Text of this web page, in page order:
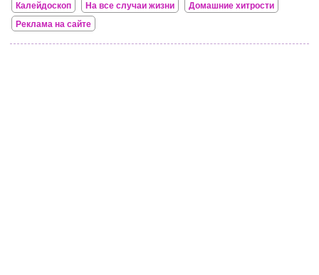
Калейдоскоп
На все случаи жизни
Домашние хитрости
Реклама на сайте